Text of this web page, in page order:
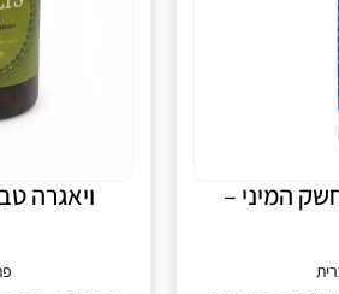
– ויאגרה טבעית
פתרונות